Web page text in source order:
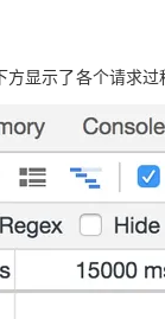
方显示了各个请求过